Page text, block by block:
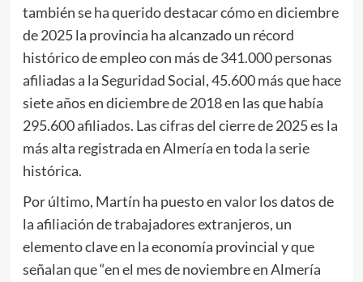
también se ha querido destacar cómo en diciembre
de 2025 la provincia ha alcanzado un récord
histórico de empleo con más de 341.000 personas
afiliadas a la Seguridad Social, 45.600 más que hace
siete años en diciembre de 2018 en las que había
295.600 afiliados. Las cifras del cierre de 2025 es la
más alta registrada en Almería en toda la serie
histórica.
Por último, Martín ha puesto en valor los datos de
la afiliación de trabajadores extranjeros, un
elemento clave en la economía provincial y que
señalan que “en el mes de noviembre en Almería